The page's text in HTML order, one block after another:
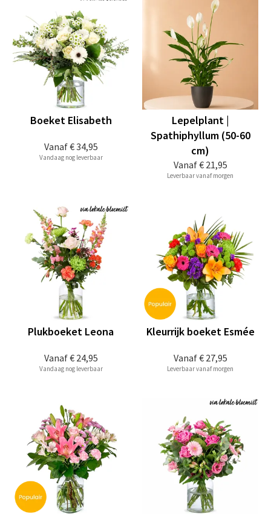
Vanaf€ 34,95
Boeket Elisabeth
Vandaag nog leverbaar
Vanaf€ 21,95
Lepelplant |
Spathiphyllum (50-60
cm)
Leverbaar vanaf morgen
Vanaf€ 24,95
Plukboeket Leona
Vandaag nog leverbaar
Vanaf€ 27,95
Kleurrijk boeket Esmée
Leverbaar vanaf morgen